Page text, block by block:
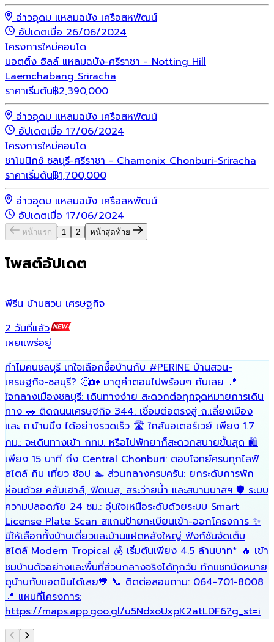
อ่าวอุดม แหลมฉบัง เครือสหพัฒน์
อัปเดตเมื่อ 26/06/2024
โครงการใหม่คอนโด
นอตติ้ง ฮิลล์ แหลมฉบัง-ศรีราชา - Notting Hill
Laemchabang Sriracha
ราคาเริ่มต้น฿2,390,000
อ่าวอุดม แหลมฉบัง เครือสหพัฒน์
อัปเดตเมื่อ 17/06/2024
โครงการใหม่คอนโด
ชาโมนิกซ์ ชลบุรี-ศรีราชา - Chamonix Chonburi-Sriracha
ราคาเริ่มต้น฿1,700,000
อ่าวอุดม แหลมฉบัง เครือสหพัฒน์
อัปเดตเมื่อ 17/06/2024
หน้าแรก 1 2 หน้าสุดท้าย
โพสต์อัปเดต
พีรีน บ้านสวน เศรษฐกิจ
2 วันที่แล้ว
เผยแพร่อยู่
ทำไมคนชลบุรี เทใจเลือกซื้อบ้านกับ #PERINE บ้านสวน-
เศรษฐกิจ-ชลบุรี? 🤔🏡 มาดูคำตอบไปพร้อมๆ กันเลย 📍
ใจกลางเมืองชลบุรี: เดินทางง่าย สะดวกต่อทุกจุดหมายการเดิน
ทาง 🚗 ติดถนนเศรษฐกิจ 344: เชื่อมต่อตรงสู่ ถ.เลี่ยงเมือง
และ ถ.บ้านบึง ได้อย่างรวดเร็ว 🛣️ ใกล้มอเตอร์เวย์ เพียง 1.7
กม.: จะเดินทางเข้า กทม. หรือไปพัทยาก็สะดวกสบายขั้นสุด 🛍️
เพียง 15 นาที ถึง Central Chonburi: ตอบโจทย์ครบทุกไลฟ์
สไตล์ กิน เที่ยว ช้อป 🏊 ส่วนกลางครบครัน: ยกระดับการพัก
ผ่อนด้วย คลับเฮาส์, ฟิตเนส, สระว่ายน้ำ และสนามบาสฯ 🛡️ ระบบ
ความปลอดภัย 24 ชม.: อุ่นใจเหนือระดับด้วยระบบ Smart
License Plate Scan สแกนป้ายทะเบียนเข้า-ออกโครงการ ✨
มีให้เลือกทั้งบ้านเดี่ยวและบ้านแฝดหลังใหญ่ ฟังก์ชันจัดเต็ม
สไตล์ Modern Tropical 💰 เริ่มต้นเพียง 4.5 ล้านบาท* 🔥 เข้า
ชมบ้านตัวอย่างและพื้นที่ส่วนกลางจริงได้ทุกวัน ทักแชทนัดหมาย
ดูบ้านกับแอดมินได้เลย🧡 📞 ติดต่อสอบถาม: 064-701-8008
📍 แผนที่โครงการ:
https://maps.app.goo.gl/u5NdxoUxpK2atLDF6?g_st=i